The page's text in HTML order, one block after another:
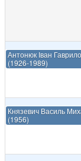
Антонюк Іван
(1926-1989)
Князевич Василь
(1956)